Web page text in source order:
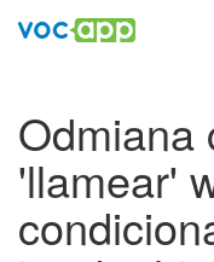
Odmiana
'llamear'